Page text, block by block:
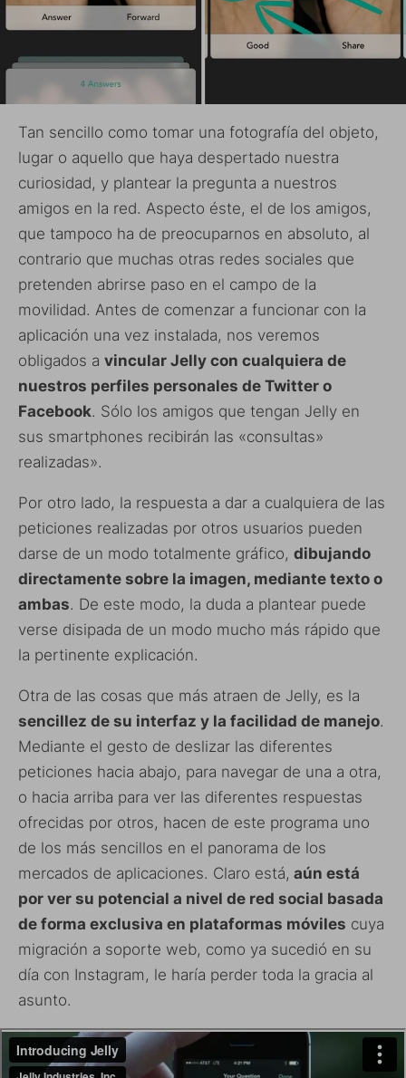
Tan sencillo como tomar una fotografía del objeto,
lugar o aquello que haya despertado nuestra
curiosidad, y plantear la pregunta a nuestros
amigos en la red. Aspecto éste, el de los amigos,
que tampoco ha de preocuparnos en absoluto, al
contrario que muchas otras redes sociales que
pretenden abrirse paso en el campo de la
movilidad. Antes de comenzar a funcionar con la
aplicación una vez instalada, nos veremos
obligados a vincular Jelly con cualquiera de
nuestros perfiles personales de Twitter o
Facebook. Sólo los amigos que tengan Jelly en
sus smartphones recibirán las «consultas»
realizadas».
Por otro lado, la respuesta a dar a cualquiera de las
peticiones realizadas por otros usuarios pueden
darse de un modo totalmente gráfico, dibujando
directamente sobre la imagen, mediante texto o
ambas. De este modo, la duda a plantear puede
verse disipada de un modo mucho más rápido que
la pertinente explicación.
Otra de las cosas que más atraen de Jelly, es la
sencillez de su interfaz y la facilidad de manejo.
Mediante el gesto de deslizar las diferentes
peticiones hacia abajo, para navegar de una a otra,
o hacia arriba para ver las diferentes respuestas
ofrecidas por otros, hacen de este programa uno
de los más sencillos en el panorama de los
mercados de aplicaciones. Claro está, aún está
por ver su potencial a nivel de red social basada
de forma exclusiva en plataformas móviles cuya
migración a soporte web, como ya sucedió en su
día con Instagram, le haría perder toda la gracia al
asunto.